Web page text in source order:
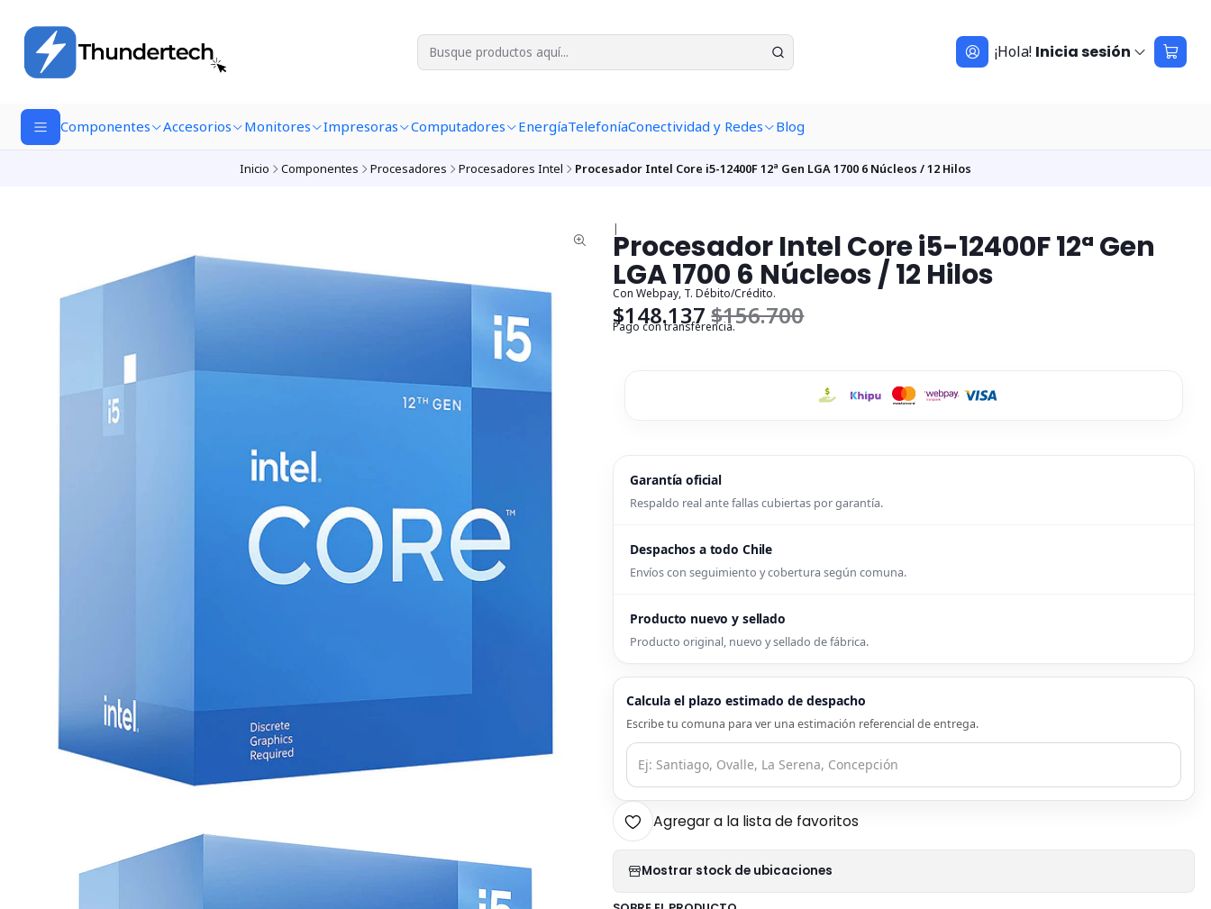
¡Hola! Inicia sesión
Componentes Accesorios Monitores Impresoras Computadores EnergíaTelefoníaConectividad y Redes Blog
Inicio Componentes Procesadores Procesadores Intel Procesador Intel Core i5-12400F 12ª Gen LGA 1700 6 Núcleos / 12 Hilos
|Procesador Intel Core i5-12400F 12ª Gen
LGA 1700 6 Núcleos / 12 Hilos
Con Webpay, T. Débito/Crédito.
$148.137$156.700
Pago con transferencia.
Garantía oficial
Respaldo real ante fallas cubiertas por garantía.
Despachos a todo Chile
Envíos con seguimiento y cobertura según comuna.
Producto nuevo y sellado
Producto original, nuevo y sellado de fábrica.
Calcula el plazo estimado de despacho
Escribe tu comuna para ver una estimación referencial de entrega.
Agregar a la lista de favoritos
Mostrar stock de ubicaciones